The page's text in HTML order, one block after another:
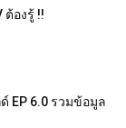
ต้องรู้ !!
EP 6.0 รวมข้อมูล